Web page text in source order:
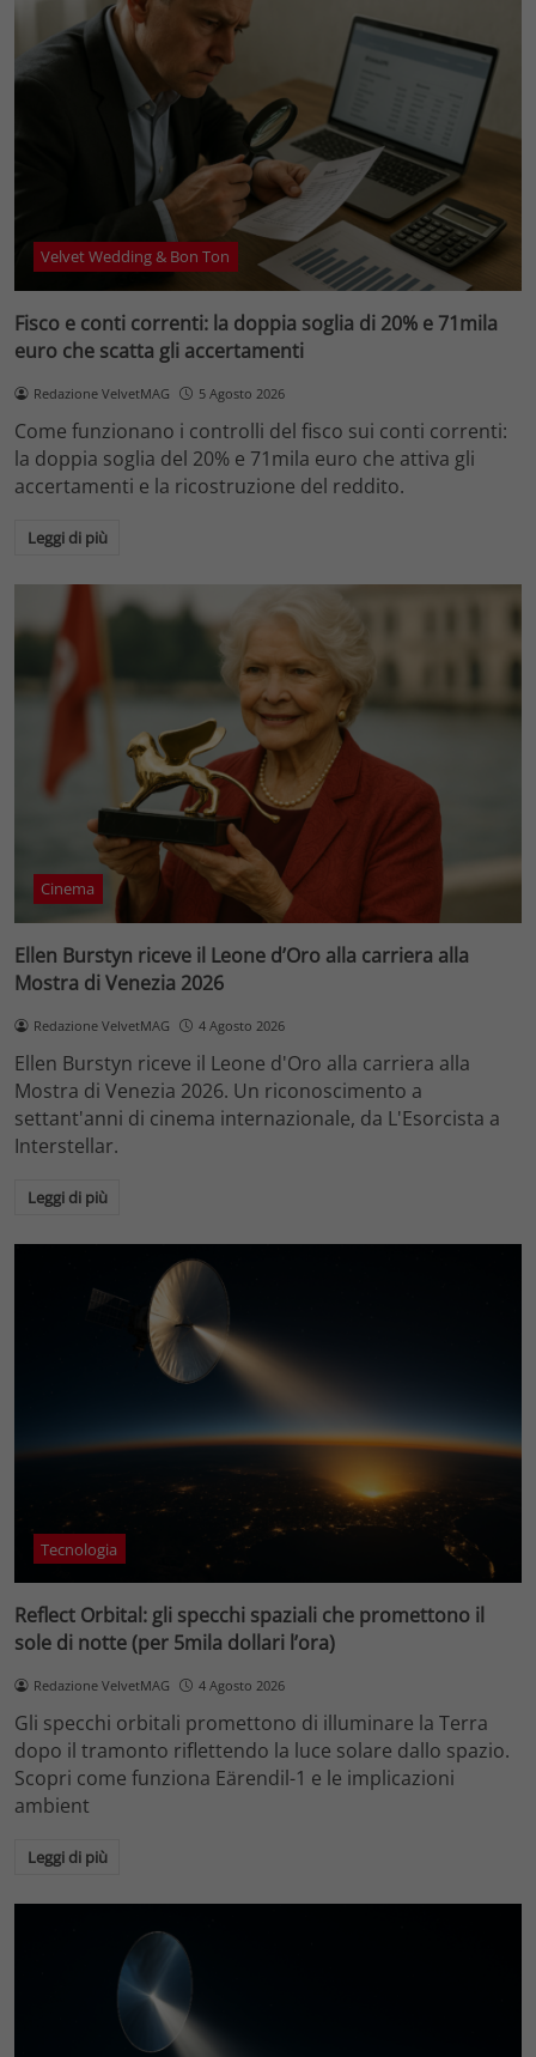
Velvet Wedding & Bon Ton
Fisco e conti correnti: la doppia soglia di 20% e 71mila
euro che scatta gli accertamenti
Redazione VelvetMAG 5 Agosto 2026
Come funzionano i controlli del fisco sui conti correnti:
la doppia soglia del 20% e 71mila euro che attiva gli
accertamenti e la ricostruzione del reddito.
Leggi di più
Cinema
Ellen Burstyn riceve il Leone d’Oro alla carriera alla
Mostra di Venezia 2026
Redazione VelvetMAG 4 Agosto 2026
Ellen Burstyn riceve il Leone d'Oro alla carriera alla
Mostra di Venezia 2026. Un riconoscimento a
settant'anni di cinema internazionale, da L'Esorcista a
Interstellar.
Leggi di più
Tecnologia
Reflect Orbital: gli specchi spaziali che promettono il
sole di notte (per 5mila dollari l’ora)
Redazione VelvetMAG 4 Agosto 2026
Gli specchi orbitali promettono di illuminare la Terra
dopo il tramonto riflettendo la luce solare dallo spazio.
Scopri come funziona Eärendil-1 e le implicazioni
ambient
Leggi di più